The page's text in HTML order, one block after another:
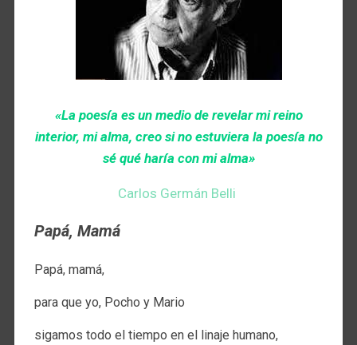
«La poesía es un medio de revelar mi reino
interior, mi alma, creo si no estuviera la poesía no
sé qué haría con mi alma»
Carlos Germán Belli
Papá, Mamá
Papá, mamá,
para que yo, Pocho y Mario
sigamos todo el tiempo en el linaje humano,